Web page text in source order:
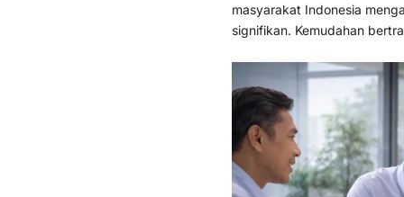
masyarakat Indonesia
signifikan. Kemudahan